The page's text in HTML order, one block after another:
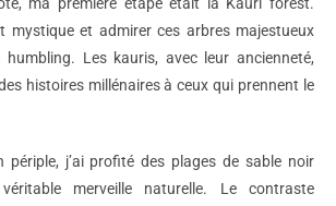
mystique et admirer ces arbres majestueux
Les kauris, avec leur ancienneté,
histoires millénaires à ceux qui prennent le
périple, j’ai profité des plages de sable noir
merveille naturelle. Le contraste